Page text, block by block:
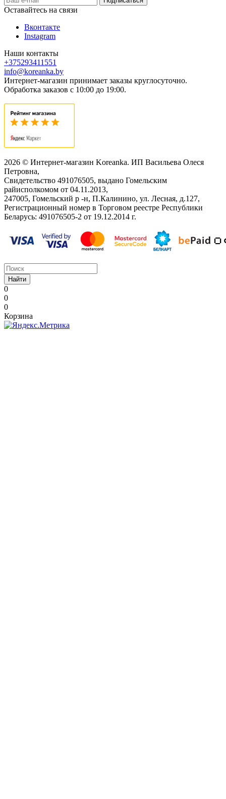
Оставайтесь на связи
Вконтакте
Instagram
Наши контакты
+375293411551
info@koreanka.by
Интернет-магазин принимает заказы круглосуточно.
Обработка заказов с 10:00 до 19:00.
2026 © Интернет-магазин Koreanka. ИП Васильева Олеся
Петровна,
Свидетельство ‎491076505, выдано Гомельским
райисполкомом от 04.11.2013,
247005, Гомельский р -н, П.Калинино, ул. Лесная, д.127,
Регистрационный номер в Торговом реестре Республики
Беларусь: ‎491076505-2 от 19.12.2014 г.
Найти
0
0
0
Корзина